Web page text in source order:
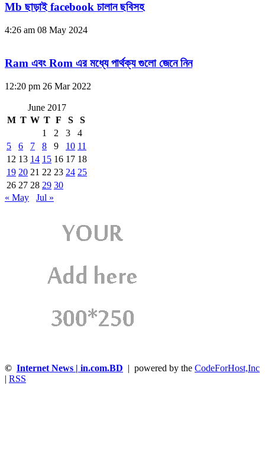
Mb ছাড়াই facebook চালান ছবিসহ
4:26 am 08 May 2024
Ram এবং Rom এর মধ্যে পার্থক্য গুলো জেনে নিন
12:20 pm 26 Mar 2022
June 2017
M T W T F S
S
1
2 3
4
5
6 7 8 9 10 11
12 13 14 15 16 17 18
19 20 21 22 23 24 25
26 27 28 29 30
« May
Jul »
© Internet News | in.com.BD | powered by the CodeForHost,Inc
| RSS